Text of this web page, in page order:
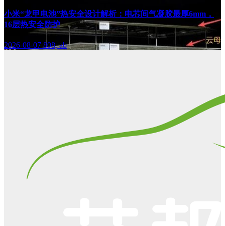
小米“龙甲电池”热安全设计解析：电芯间气凝胶最厚6mm，
16层热安全防护
2026-08-07 808, ab